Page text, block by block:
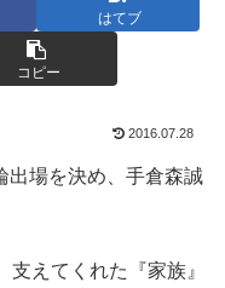
はてブ
コピー
2016.07.28
出場を決め、手倉森誠
えてくれた『家族』